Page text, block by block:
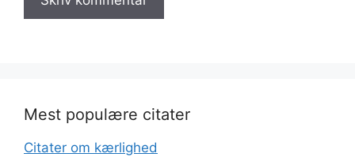
Mest populære citater
Citater om kærlighed